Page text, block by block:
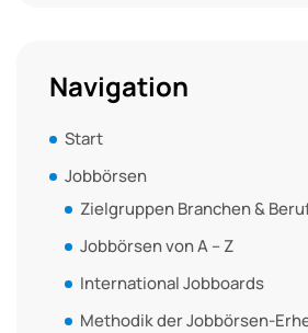
Navigation
Start
Jobbörsen
Zielgruppen Branchen &
Jobbörsen von A – Z
International Jobboards
Methodik der Jobbörsen-